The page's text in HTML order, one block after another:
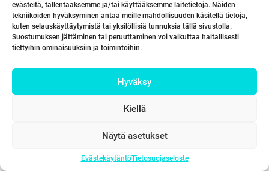
evästeitä, tallentaaksemme ja/tai käyttääksemme laitetietoja. Näiden
tekniikoiden hyväksyminen antaa meille mahdollisuuden käsitellä tietoja,
kuten selauskäyttäytymistä tai yksilöllisiä tunnuksia tällä sivustolla.
Suostumuksen jättäminen tai peruuttaminen voi vaikuttaa haitallisesti
tiettyihin ominaisuuksiin ja toimintoihin.
Hyväksy
Kiellä
Näytä asetukset
EvästekäytäntöTietosuojaseloste